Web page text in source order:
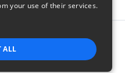
product
your use of their services.
ALL